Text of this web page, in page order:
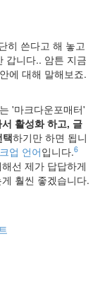
히 쓴다고 해 놓고
갑니다.. 암튼 지금
에 대해 말해보죠.
'마크다운포매터'
활성화 하고, 글
하기만 하면 됩니
업 언어입니다.6
선 제가 답답하게
훨씬 좋겠습니다.